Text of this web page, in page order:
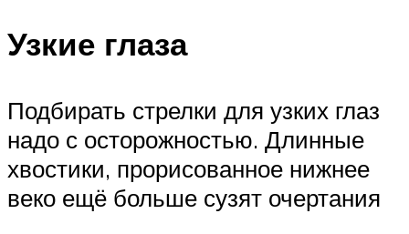
Узкие глаза
Подбирать стрелки для узких глаз
надо с осторожностью. Длинные
хвостики, прорисованное нижнее
веко ещё больше сузят очертания